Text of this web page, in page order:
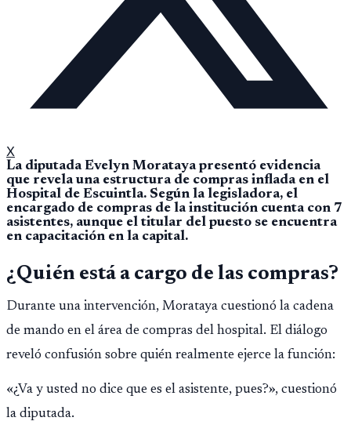
X
La diputada Evelyn Morataya presentó evidencia
que revela una estructura de compras inflada en el
Hospital de Escuintla. Según la legisladora, el
encargado de compras de la institución cuenta con 7
asistentes, aunque el titular del puesto se encuentra
en capacitación en la capital.
¿Quién está a cargo de las compras?
Durante una intervención, Morataya cuestionó la cadena
de mando en el área de compras del hospital. El diálogo
reveló confusión sobre quién realmente ejerce la función:
«¿Va y usted no dice que es el asistente, pues?», cuestionó
la diputada.